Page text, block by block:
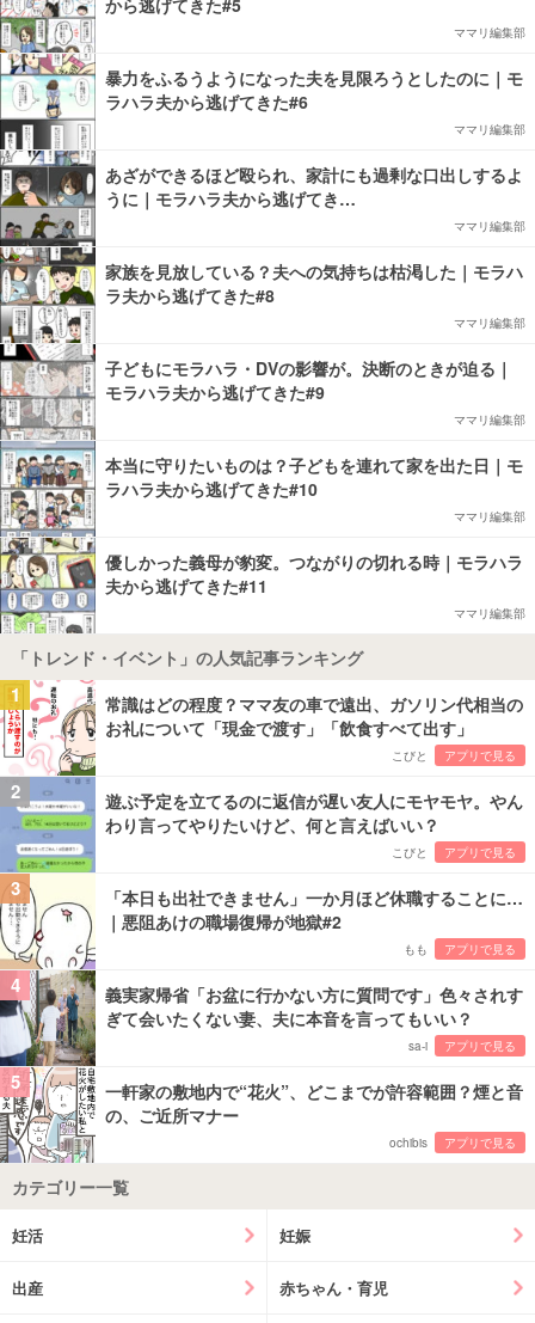
から逃げてきた#5
ママリ編集部
暴力をふるうようになった夫を見限ろうとしたのに｜モ
ラハラ夫から逃げてきた#6
ママリ編集部
あざができるほど殴られ、家計にも過剰な口出しするよ
うに｜モラハラ夫から逃げてき…
ママリ編集部
家族を見放している？夫への気持ちは枯渇した｜モラハ
ラ夫から逃げてきた#8
ママリ編集部
子どもにモラハラ・DVの影響が。決断のときが迫る｜
モラハラ夫から逃げてきた#9
ママリ編集部
本当に守りたいものは？子どもを連れて家を出た日｜モ
ラハラ夫から逃げてきた#10
ママリ編集部
優しかった義母が豹変。つながりの切れる時｜モラハラ
夫から逃げてきた#11
ママリ編集部
「トレンド・イベント」の人気記事ランキング
1
常識はどの程度？ママ友の車で遠出、ガソリン代相当の
お礼について「現金で渡す」「飲食すべて出す」
こびと アプリで見る
2
遊ぶ予定を立てるのに返信が遅い友人にモヤモヤ。やん
わり言ってやりたいけど、何と言えばいい？
こびと アプリで見る
3
「本日も出社できません」一か月ほど休職することに…
｜悪阻あけの職場復帰が地獄#2
もも アプリで見る
4
義実家帰省「お盆に行かない方に質問です」色々されす
ぎて会いたくない妻、夫に本音を言ってもいい？
sa-i アプリで見る
5
一軒家の敷地内で“花火”、どこまでが許容範囲？煙と音
の、ご近所マナー
ochibis アプリで見る
カテゴリー一覧
妊活 妊娠
出産 赤ちゃん・育児